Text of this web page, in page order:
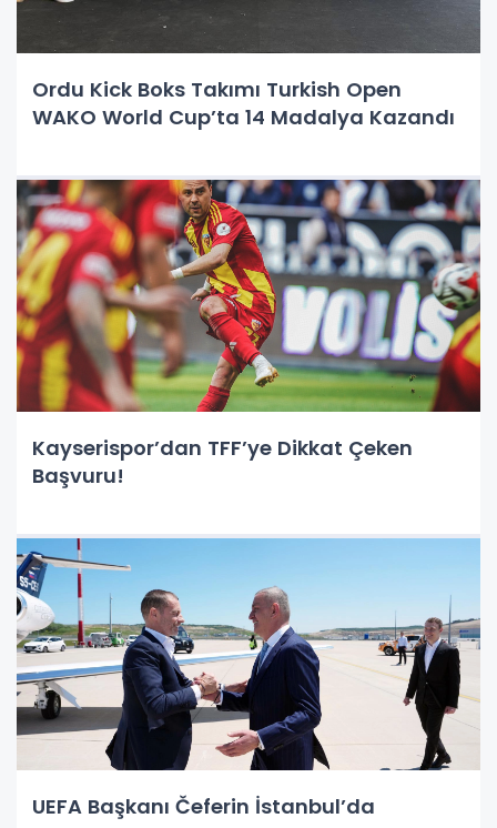
Ordu Kick Boks Takımı Turkish Open
WAKO World Cup’ta 14 Madalya Kazandı
Kayserispor’dan TFF’ye Dikkat Çeken
Başvuru!
UEFA Başkanı Čeferin İstanbul’da